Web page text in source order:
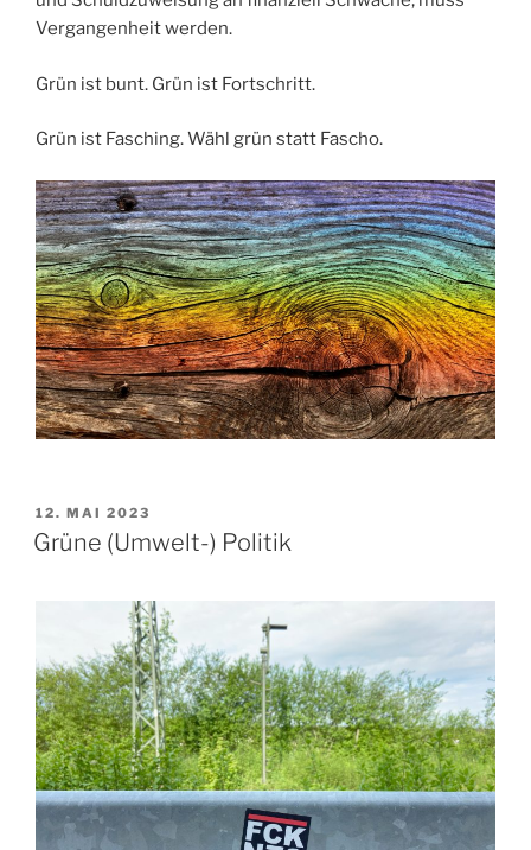
Vergangenheit werden.
Grün ist bunt. Grün ist Fortschritt.
Grün ist Fasching. Wähl grün statt Fascho.
VERÖFFENTLICHT
AM
12. MAI 2023
Grüne (Umwelt-) Politik